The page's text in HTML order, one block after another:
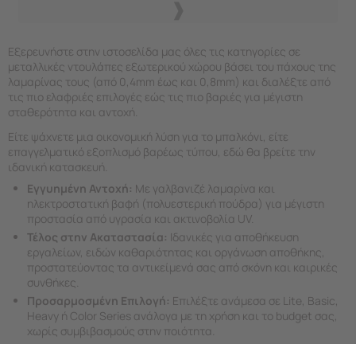
Εξερευνήστε στην ιστοσελίδα μας όλες τις κατηγορίες σε
μεταλλικές ντουλάπες εξωτερικού χώρου βάσει του πάχους της
λαμαρίνας τους (από 0,4mm έως και 0,8mm) και διαλέξτε από
τις πιο ελαφριές επιλογές εώς τις πιο βαριές για μέγιστη
σταθερότητα και αντοχή.
Είτε ψάχνετε μια οικονομική λύση για το μπαλκόνι, είτε
επαγγελματικό εξοπλισμό βαρέως τύπου, εδώ θα βρείτε την
ιδανική κατασκευή.
Εγγυημένη Αντοχή: Με γαλβανιζέ λαμαρίνα και
ηλεκτροστατική βαφή (πολυεστερική πούδρα) για μέγιστη
προστασία από υγρασία και ακτινοβολία UV.
Τέλος στην Ακαταστασία: Ιδανικές για αποθήκευση
εργαλείων, ειδών καθαριότητας και οργάνωση αποθήκης,
προστατεύοντας τα αντικείμενά σας από σκόνη και καιρικές
συνθήκες.
Προσαρμοσμένη Επιλογή: Επιλέξτε ανάμεσα σε Lite, Basic,
Heavy ή Color Series ανάλογα με τη χρήση και το budget σας,
χωρίς συμβιβασμούς στην ποιότητα.